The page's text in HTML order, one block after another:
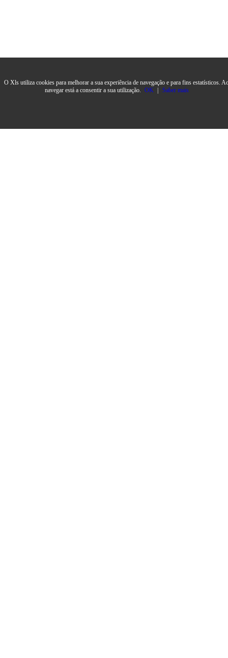
O Xls utiliza cookies para melhorar a sua experiência de navegação e para fins estatísticos.
navegar está a consentir a sua utilização. OK Saber mais